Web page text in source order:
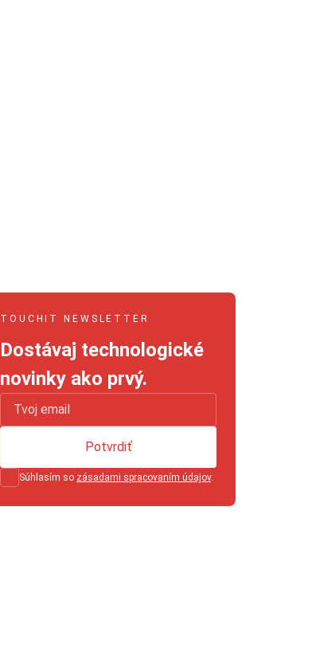
TOUCHIT NEWSLETTER
Dostávaj technologické
novinky ako prvý.
Súhlasím so zásadami spracovaním údajov.
Potvrdiť